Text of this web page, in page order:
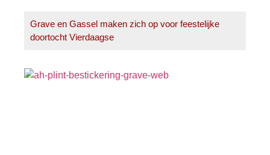
Grave en Gassel maken zich op voor feestelijke
doortocht Vierdaagse